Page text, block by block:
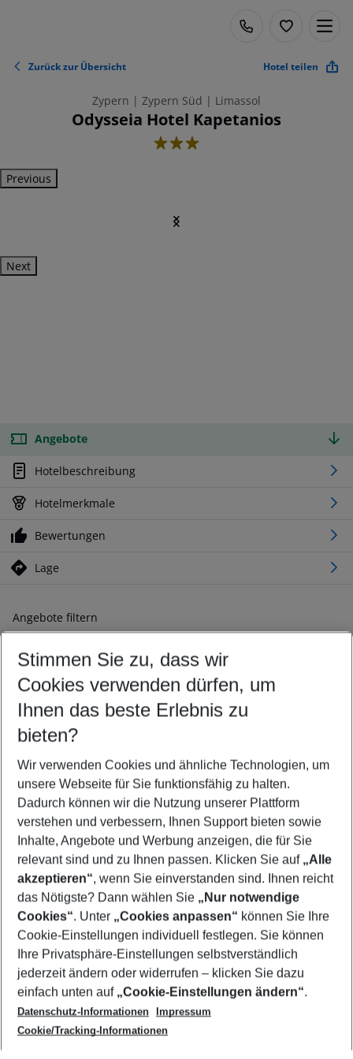
Zurück zur Übersicht Hotel teilen
Zypern | Zypern Süd | Limassol
Odysseia Hotel Kapetanios
3
Previous
Next
Angebote
Hotelbeschreibung
Hotelmerkmale
Bewertungen
Lage
Angebote filtern
Ändern Sie Ihre Kriterien nach Ihren Wünschen
Abflughafen wählen
Beliebiger Abflughafen
Reisezeitraum wählen
10.08.26– 08.08.27 5-8 Nächte
2 Erwachsene Keine Kinder
Mehr Filter anzeigen
Footer
Footer navigation
Über uns
AGB
Cookie-Einstellungen ändern
Cookie-Richtlinie
Datenschutz
Service & Hilfe
Barrierefreies Reisen
Check-in
Folgen Sie uns
Stimmen Sie zu, dass wir
Cookies verwenden dürfen, um
Ihnen das beste Erlebnis zu
bieten?
Wir verwenden Cookies und ähnliche Technologien, um
unsere Webseite für Sie funktionsfähig zu halten.
Dadurch können wir die Nutzung unserer Plattform
verstehen und verbessern, Ihnen Support bieten sowie
Inhalte, Angebote und Werbung anzeigen, die für Sie
relevant sind und zu Ihnen passen. Klicken Sie auf „Alle
akzeptieren“, wenn Sie einverstanden sind. Ihnen reicht
das Nötigste? Dann wählen Sie „Nur notwendige
Cookies“. Unter „Cookies anpassen“ können Sie Ihre
Cookie-Einstellungen individuell festlegen. Sie können
Ihre Privatsphäre-Einstellungen selbstverständlich
jederzeit ändern oder widerrufen – klicken Sie dazu
einfach unten auf „Cookie-Einstellungen ändern“.
Datenschutz-Informationen
Impressum
Cookie/Tracking-Informationen